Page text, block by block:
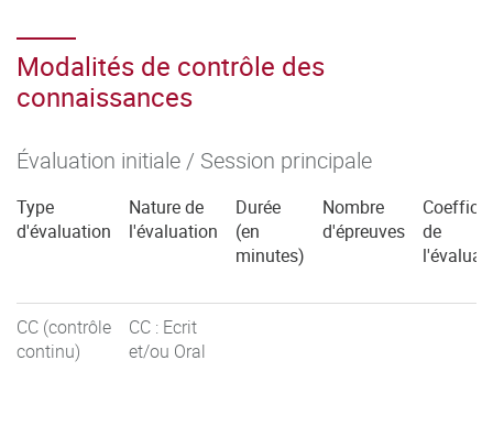
Modalités de contrôle des
connaissances
Évaluation initiale / Session principale
Type
d'évaluation
Nature de
l'évaluation
Durée
(en
minutes)
Nombre
d'épreuves
de
CC (contrôle
continu)
CC : Ecrit
et/ou Oral